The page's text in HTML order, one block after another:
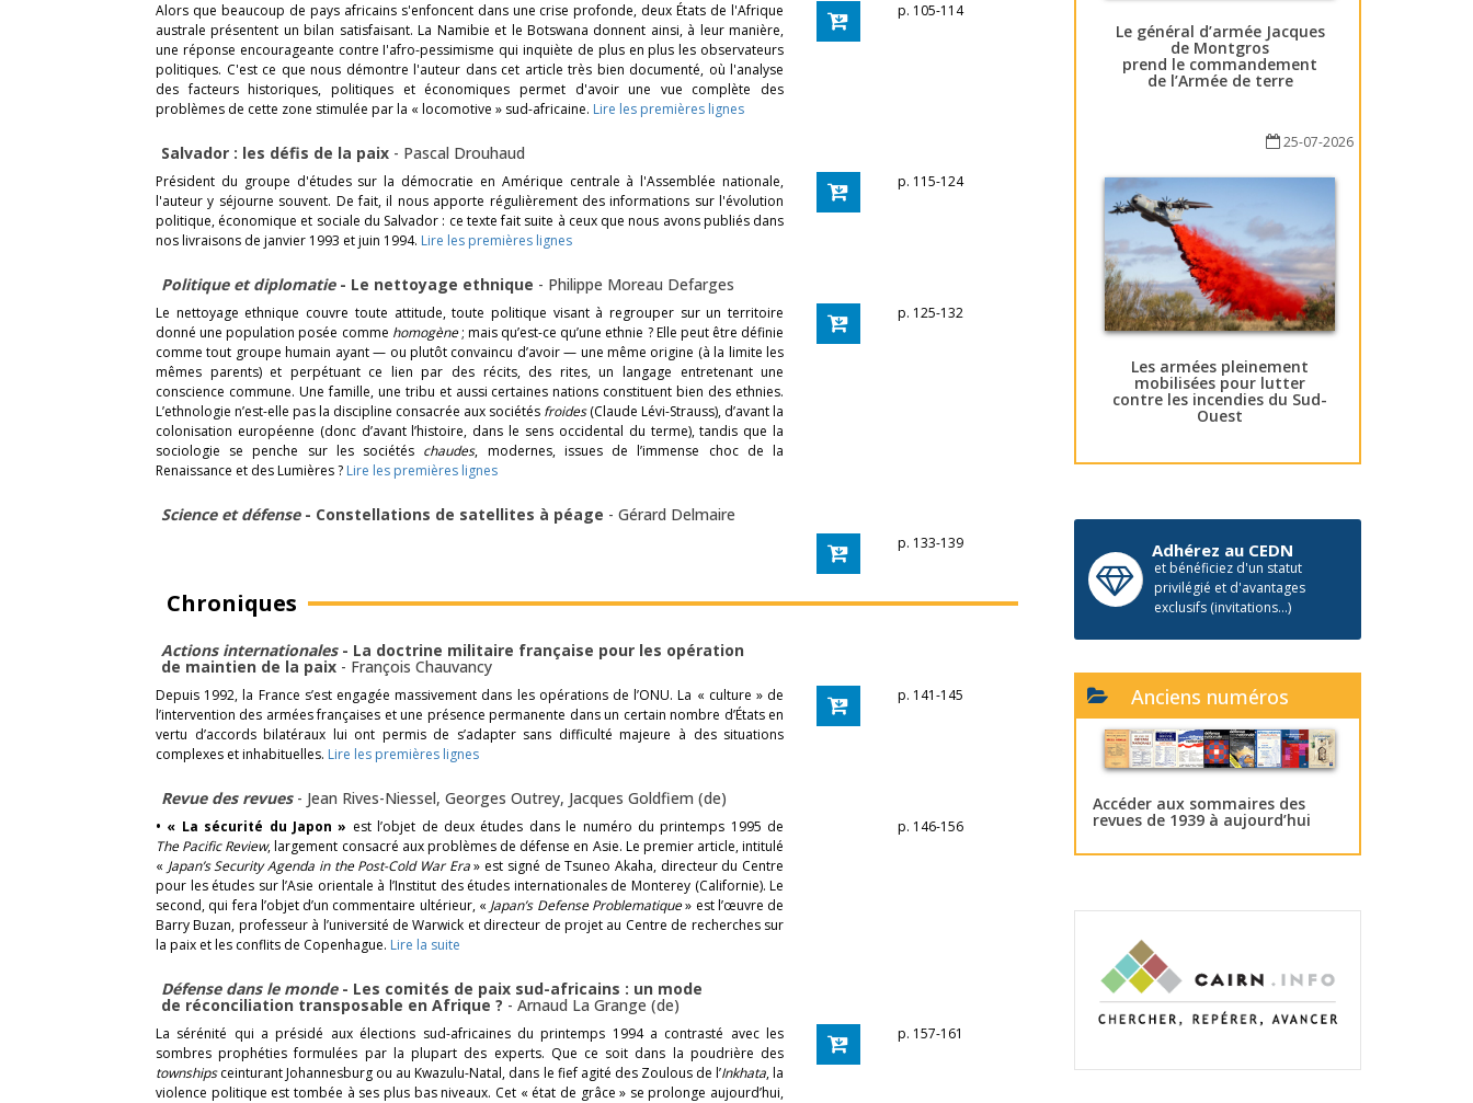
Alors que beaucoup de pays africains s'enfoncent dans une crise profonde, deux États de l'Afrique
australe présentent un bilan satisfaisant. La Namibie et le Botswana donnent ainsi, à leur manière,
une réponse encourageante contre I'afro-pessimisme qui inquiète de plus en plus les observateurs
politiques. C'est ce que nous démontre l'auteur dans cet article très bien documenté, où l'analyse
des facteurs historiques, politiques et économiques permet d'avoir une vue complète des
problèmes de cette zone stimulée par la « locomotive » sud-africaine. Lire les premières lignes
p. 105-114
Salvador : les défis de la paix - Pascal Drouhaud
Président du groupe d'études sur la démocratie en Amérique centrale à l'Assemblée nationale,
l'auteur y séjourne souvent. De fait, il nous apporte régulièrement des informations sur l'évolution
politique, économique et sociale du Salvador : ce texte fait suite à ceux que nous avons publiés dans
nos livraisons de janvier 1993 et juin 1994. Lire les premières lignes
p. 115-124
Politique et diplomatie- Le nettoyage ethnique - Philippe Moreau Defarges
Le nettoyage ethnique couvre toute attitude, toute politique visant à regrouper sur un territoire
donné une population posée comme homogène; mais qu’est-ce qu’une ethnie ? Elle peut être définie
comme tout groupe humain ayant — ou plutôt convaincu d’avoir — une même origine (à la limite les
mêmes parents) et perpétuant ce lien par des récits, des rites, un langage entretenant une
conscience commune. Une famille, une tribu et aussi certaines nations constituent bien des ethnies.
L’ethnologie n’est-elle pas la discipline consacrée aux sociétés froides(Claude Lévi-Strauss), d’avant la
colonisation européenne (donc d’avant l’histoire, dans le sens occidental du terme), tandis que la
sociologie se penche sur les sociétés chaudes, modernes, issues de l’immense choc de la
Renaissance et des Lumières ? Lire les premières lignes
p. 125-132
Science et défense- Constellations de satellites à péage - Gérard Delmaire
p. 133-139
Chroniques
Actions internationales- La doctrine militaire française pour les opération
de maintien de la paix - François Chauvancy
Depuis 1992, la France s’est engagée massivement dans les opérations de l’ONU. La « culture » de
l’intervention des armées françaises et une présence permanente dans un certain nombre d’États en
vertu d’accords bilatéraux lui ont permis de s’adapter sans difficulté majeure à des situations
complexes et inhabituelles. Lire les premières lignes
p. 141-145
Revue des revues - Jean Rives-Niessel, Georges Outrey, Jacques Goldfiem (de)
• « La sécurité du Japon » est l’objet de deux études dans le numéro du printemps 1995 de
The Pacific Review, largement consacré aux problèmes de défense en Asie. Le premier article, intitulé
« Japan’s Security Agenda in the Post-Cold War Era» est signé de Tsuneo Akaha, directeur du Centre
pour les études sur l’Asie orientale à l’Institut des études internationales de Monterey (Californie). Le
second, qui fera l’objet d’un commentaire ultérieur, « Japan’s Defense Problematique» est l’œuvre de
Barry Buzan, professeur à l’université de Warwick et directeur de projet au Centre de recherches sur
la paix et les conflits de Copenhague. Lire la suite
p. 146-156
Défense dans le monde - Les comités de paix sud-africains : un mode
de réconciliation transposable en Afrique ? - Arnaud La Grange (de)
La sérénité qui a présidé aux élections sud-africaines du printemps 1994 a contrasté avec les
sombres prophéties formulées par la plupart des experts. Que ce soit dans la poudrière des
townshipsceinturant Johannesburg ou au Kwazulu-Natal, dans le fief agité des Zoulous de l’Inkhata, la
violence politique est tombée à ses plus bas niveaux. Cet « état de grâce » se prolonge aujourd’hui,
p. 157-161
Le général d’armée Jacques
de Montgros
prend le commandement
de l’Armée de terre
25-07-2026
Les armées pleinement
mobilisées pour lutter
contre les incendies du Sud-
Ouest
Adhérez au CEDN
et bénéficiez d'un statut
privilégié et d'avantages
exclusifs (invitations...)
Anciens numéros
Accéder aux sommaires des
revues de 1939 à aujourd’hui